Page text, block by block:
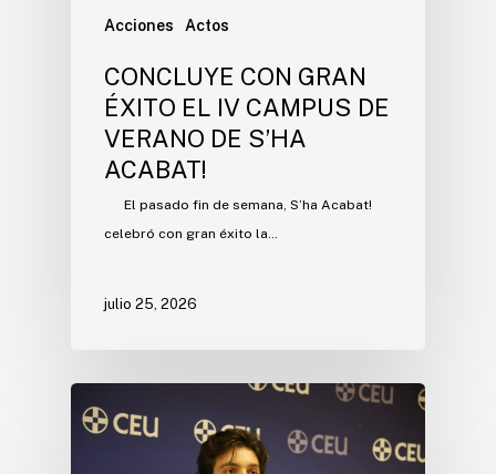
Acciones Actos
CONCLUYE CON GRAN
ÉXITO EL IV CAMPUS DE
VERANO DE S’HA
ACABAT!
El pasado fin de semana, S’ha Acabat!
celebró con gran éxito la…
julio 25, 2026